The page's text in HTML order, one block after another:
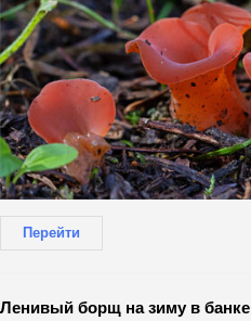
Перейти
Ленивый борщ на зиму в